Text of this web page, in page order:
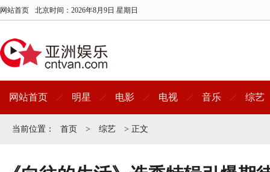
网站首页 北京时间： 2026年8月9日 星期日
网站首页 明星 电影 电视 音乐 综艺
当前位置： 首页 > 综艺 > 正文